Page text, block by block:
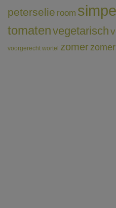
peterselie room
tomatenvegetarisch
voorgerecht wortel zomer